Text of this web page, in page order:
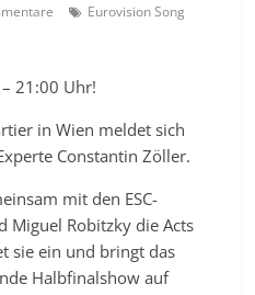
Eurovision Song
21:00 Uhr!
in Wien meldet sich
Constantin Zöller.
mit den ESC-
Miguel Robitzky die Acts
sie ein und bringt das
Halbfinalshow auf